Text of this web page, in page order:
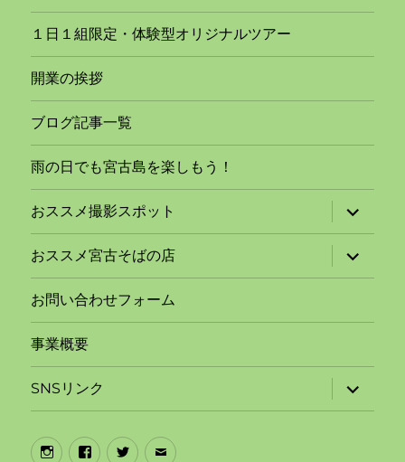
１日１組限定・体験型オリジナルツアー
開業の挨拶
ブログ記事一覧
雨の日でも宮古島を楽しもう！
おススメ撮影スポット
サ
ブ
メ
ニ
ュ
ー
開
おススメ宮古そばの店
サ
ブ
メ
ー
開
お問い合わせフォーム
事業概要
SNSリンク
サ
ブ
メ
Instagram
Facebook
Twitter
メ